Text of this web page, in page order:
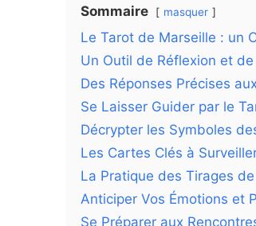
Sommaire masquer
Le Tarot de Marseille : un
Un Outil de Réflexion et
Des Réponses Précises
Se Laisser Guider par le
Décrypter les Symboles
Les Cartes Clés à
La Pratique des Tirages
Anticiper Vos Émotions et
Se Préparer aux